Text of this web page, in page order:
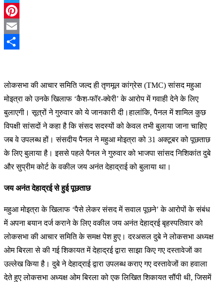
Twitter
Pinterest
Email
लोकसभा की आचार समिति जल्द ही तृणमूल कांग्रेस (TMC) सांसद महुआ
मोइत्रा को उनके खिलाफ ‘कैश-फॉर-क्वेरी’ के आरोप में गवाही देने के लिए
बुलाएगी। सूत्रों ने गुरुवार को ये जानकारी दी।हालांकि, पैनल में शामिल कुछ
विपक्षी सांसदों ने कहा है कि संसद सदस्यों को केवल तभी बुलाया जाना चाहिए
जब वे उपलब्ध हों। संसदीय पैनल ने महुआ मोइत्रा को 31 अक्टूबर को पूछताछ
के लिए बुलाया है। इससे पहले पैनल ने गुरुवार को भाजपा सांसद निशिकांत दुबे
और सुप्रीम कोर्ट के वकील जय अनंत देहाद्राई को बुलाया था।
जय अनंत देहाद्रई से हुई पूछताछ
महुआ मोइत्रा के खिलाफ ‘पैसे लेकर संसद में सवाल पूछने’ के आरोपों के संबंध
में अपना बयान दर्ज कराने के लिए वकील जय अनंत देहाद्रई बृहस्पतिवार को
लोकसभा की आचार समिति के समक्ष पेश हुए। दरअसल दुबे ने लोकसभा अध्यक्ष
ओम बिरला से की गई शिकायत में देहाद्रई द्वारा साझा किए गए दस्तावेजों का
उल्लेख किया है। दुबे ने देहाद्राई द्वारा उपलब्ध कराए गए दस्तावेजों का हवाला
देते हुए लोकसभा अध्यक्ष ओम बिरला को एक लिखित शिकायत सौंपी थी, जिसमें